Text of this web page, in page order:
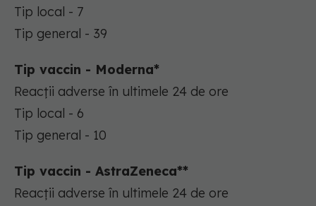
Tip local - 7
Tip general - 39
Tip vaccin - Moderna*
Reacții adverse în ultimele 24 de ore
Tip local - 6
Tip general - 10
Tip vaccin - AstraZeneca**
Reacții adverse în ultimele 24 de ore